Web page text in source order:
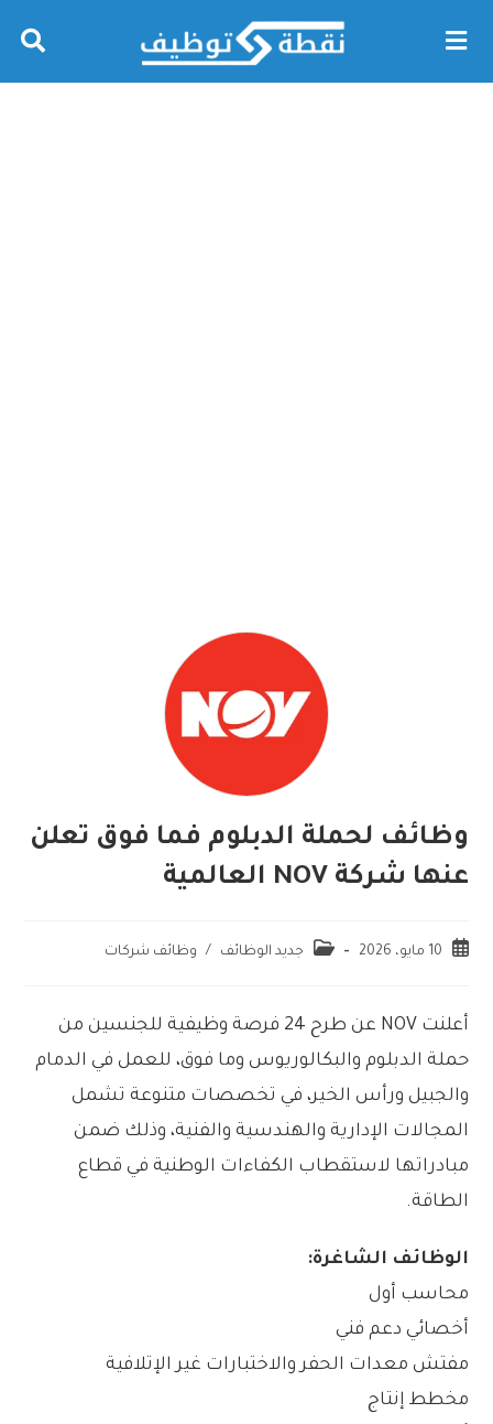
وظائف لحملة الدبلوم فما فوق تعلن
عنها شركة NOV العالمية
10 مايو، 2026 جديد الوظائف / وظائف شركات
أعلنت NOV عن طرح 24 فرصة وظيفية للجنسين من
حملة الدبلوم والبكالوريوس وما فوق، للعمل في الدمام
والجبيل ورأس الخير، في تخصصات متنوعة تشمل
المجالات الإدارية والهندسية والفنية، وذلك ضمن
مبادراتها لاستقطاب الكفاءات الوطنية في قطاع
الطاقة.
الوظائف الشاغرة:
محاسب أول
أخصائي دعم فني
مفتش معدات الحفر والاختبارات غير الإتلافية
مخطط إنتاج